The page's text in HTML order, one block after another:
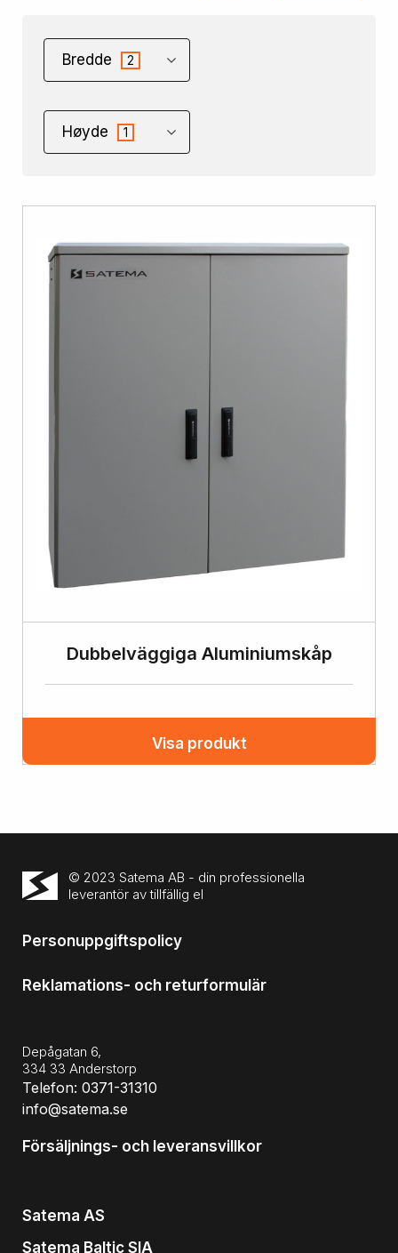
Bredde 2
Høyde 1
Dubbelväggiga Aluminiumskåp
Visa produkt
© 2023 Satema AB - din professionella
leverantör av tillfällig el
Personuppgiftspolicy
Reklamations- och returformulär
Depågatan 6,
334 33 Anderstorp
Telefon: 0371-31310
info@satema.se
Försäljnings- och leveransvillkor
Satema AS
Satema Baltic SIA